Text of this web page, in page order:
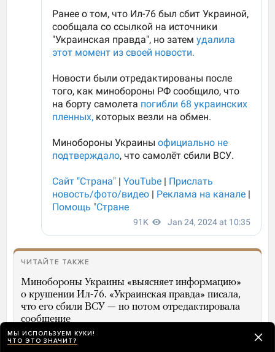
ЧИТАЙТЕ ТАКЖЕ
Минобороны Украины «выясняет информацию»
о крушении Ил-76. «Украинская правда» писала,
что его сбили ВСУ — но потом отредактировала
сообщение
МЫ ИСПОЛЬЗУЕМ КУКИ!
ЧТО ЭТО ЗНАЧИТ?